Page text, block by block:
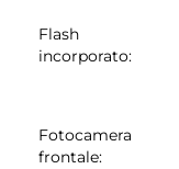
Flash
incorporato:
Fotocamera
frontale: